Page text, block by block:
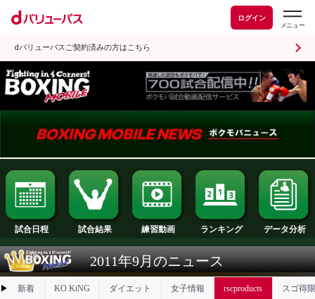
ログイン
dバリューパスご契約済みの方はこちら
試合日程 試合結果 練習動画 ランキング